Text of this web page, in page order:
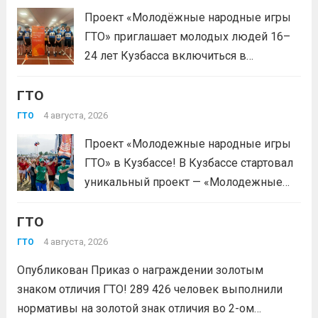
приходи на площадку. Возьми
документ, удостоверяющий личность,
удобную спортивную форму и воду. На
Проект «Молодёжные народные игры
ГТО» приглашает молодых людей 16–
24 лет Кузбасса включиться в
муниципальных и регионального
нормативы комплекса ГТО сочетаются
с народными играми, силовыми шоу и
инновационными надувными
ГТО
ГТО 4 августа, 2026
Проект «Молодежные народные игры
ГТО» в Кузбассе! В Кузбассе стартовал
уникальный проект — «Молодежные
молодежных проектов среди
1сезон»! Проект направлен на
популяризацию Всероссийского
ГТО
ГТО 4 августа, 2026
Опубликован Приказ о награждении золотым
знаком отличия ГТО! 289 426 человек выполнили
нормативы на золотой знак отличия во 2-ом